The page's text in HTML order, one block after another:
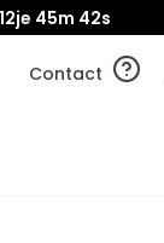
12je 45m 41s
Contact